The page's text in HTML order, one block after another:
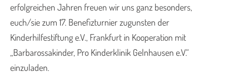
erfolgreichen Jahren freuen wir uns ganz besonders,
euch/sie zum 17. Benefizturnier zugunsten der
Kinderhilfestiftung e.V., Frankfurt in Kooperation mit
„Barbarossakinder, Pro Kinderklinik Gelnhausen e.V.“
einzuladen.